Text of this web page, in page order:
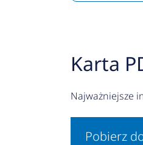
Karta
Najważniejsze
Pobierz